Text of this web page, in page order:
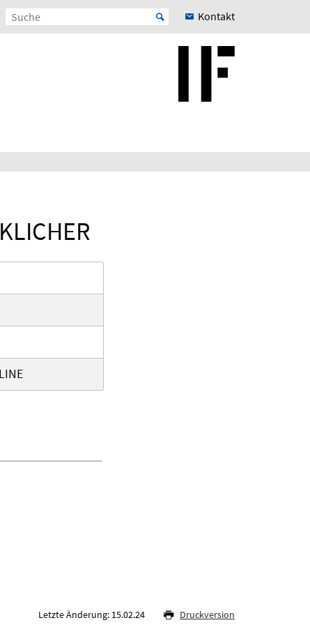
Kontakt
Letzte Änderung: 15.02.24 Druckversion